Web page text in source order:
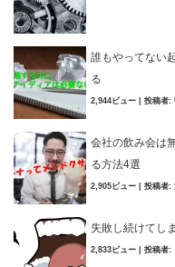
誰もやってない
る
2,944ビュー 投稿者:
会社の飲み会は
る方法4選
2,905ビュー 投稿者:
失敗し続けてし
2,833ビュー 投稿者: